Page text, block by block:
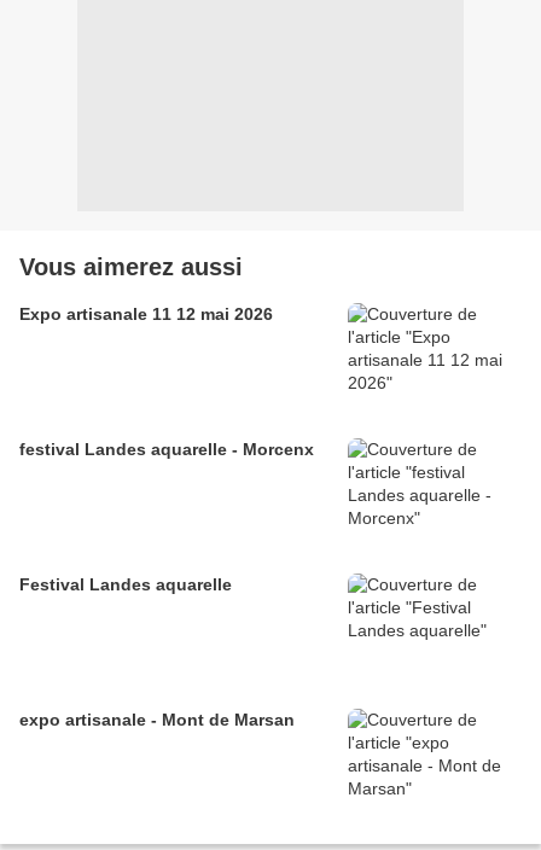
Vous aimerez aussi
Expo artisanale 11 12 mai 2026
festival Landes aquarelle - Morcenx
Festival Landes aquarelle
expo artisanale - Mont de Marsan